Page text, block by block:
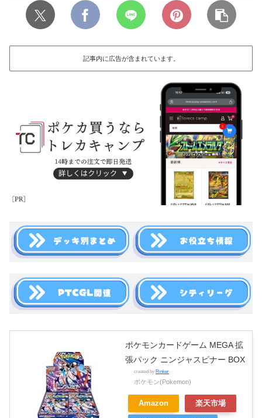
記事内に広告が含まれています。
ポケモンカードゲーム MEGA 拡
張パック ニンジャスピナー BOX
created by Rinker
ポケモン(Pokemon)
Amazon 楽天市場